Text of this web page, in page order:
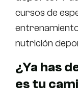
cursos de
nutrición
¿Ya has
es tu